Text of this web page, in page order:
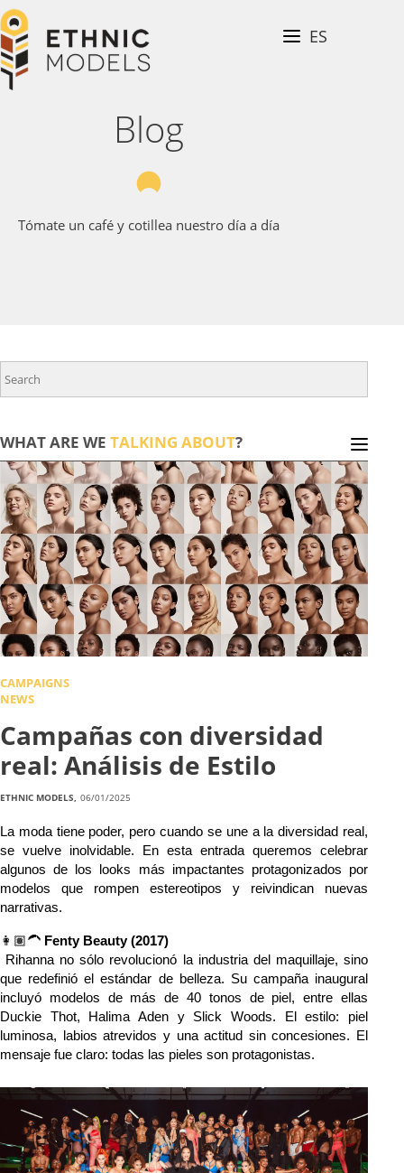
Skip
to
main
content
ES
Blog
Tómate un café y cotillea nuestro día a día
WHAT ARE WE TALKING ABOUT?
CAMPAIGNS
NEWS
Campañas con diversidad
real: Análisis de Estilo
ETHNIC MODELS, 06/01/2025
La moda tiene poder, pero cuando se une a la diversidad real,
se vuelve inolvidable. En esta entrada queremos celebrar
algunos de los looks más impactantes protagonizados por
modelos que rompen estereotipos y reivindican nuevas
narrativas.
👩🏽‍🦱 Fenty Beauty (2017)
que redefinió el estándar de belleza. Su campaña inaugural
incluyó modelos de más de 40 tonos de piel, entre ellas
Duckie Thot, Halima Aden y Slick Woods. El estilo: piel
luminosa, labios atrevidos y una actitud sin concesiones. El
mensaje fue claro: todas las pieles son protagonistas.
BLOG
CONTACT